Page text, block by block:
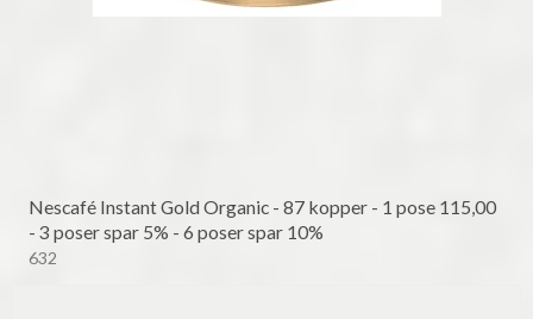
Nescafé Instant Gold Organic - 87 kopper - 1 pose 115,00
- 3 poser spar 5% - 6 poser spar 10%
632